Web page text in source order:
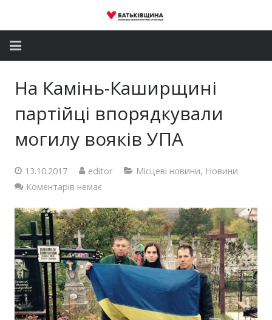
Громадські приймальні
Контакти
На Камінь-Каширщині
партійці впорядкували
могилу вояків УПА
13.10.2017 editor Місцеві новини, Новини
Коментарів немає